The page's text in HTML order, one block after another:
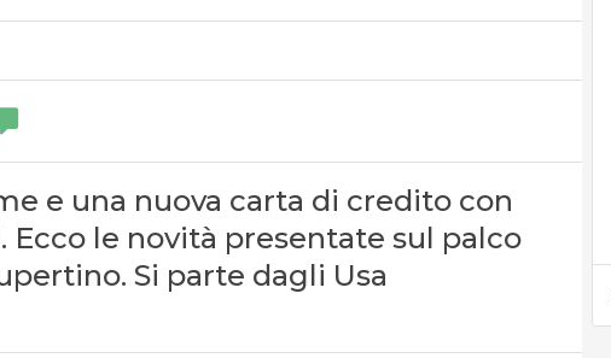
e una nuova carta di credito con
Ecco le novità presentate sul palco
Si parte dagli Usa